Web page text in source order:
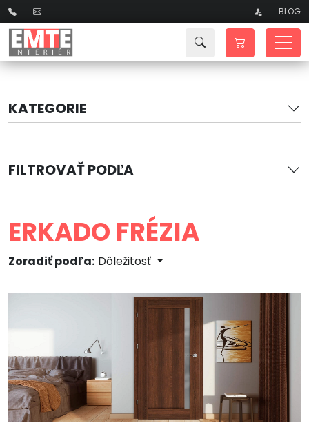
BLOG
KATEGORIE
FILTROVAŤ PODĽA
ERKADO FRÉZIA
Zoradiť podľa: Dôležitosť